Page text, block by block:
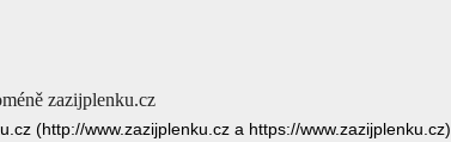
zazijplenku.cz
(http://www.zazijplenku.cz a https://www.zazijplenku.cz).